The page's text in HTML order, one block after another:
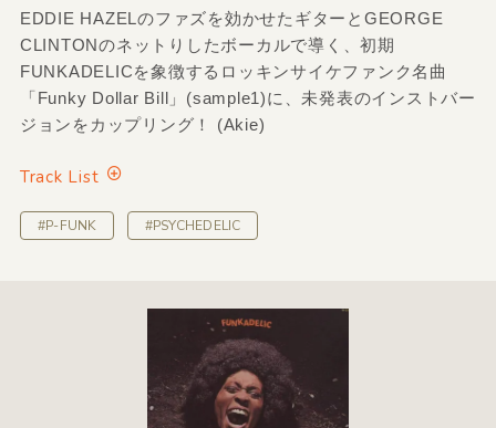
EDDIE HAZELのファズを効かせたギターとGEORGE
CLINTONのネットりしたボーカルで導く、初期
FUNKADELICを象徴するロッキンサイケファンク名曲
「Funky Dollar Bill」(sample1)に、未発表のインストバー
ジョンをカップリング！ (Akie)
Track List
#P-FUNK #PSYCHEDELIC